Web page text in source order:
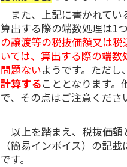
また、上記に書かれて
算出する際の端数処理は1
の譲渡等の税抜価額又は
いては、算出する際の端
問題ないようです。ただし
計算することとなります
で、その点はご注意くださ
以上を踏まえ、税抜価
（簡易インボイス）の記
です。